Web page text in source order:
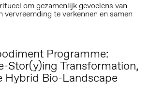
om gezamenlijk gevoelens van
vervreemding te verkennen en samen
Programme:
Stor(y)ing Transformation,
Hybrid Bio-Landscape